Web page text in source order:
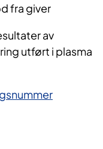
fra giver
av
utført i plasma